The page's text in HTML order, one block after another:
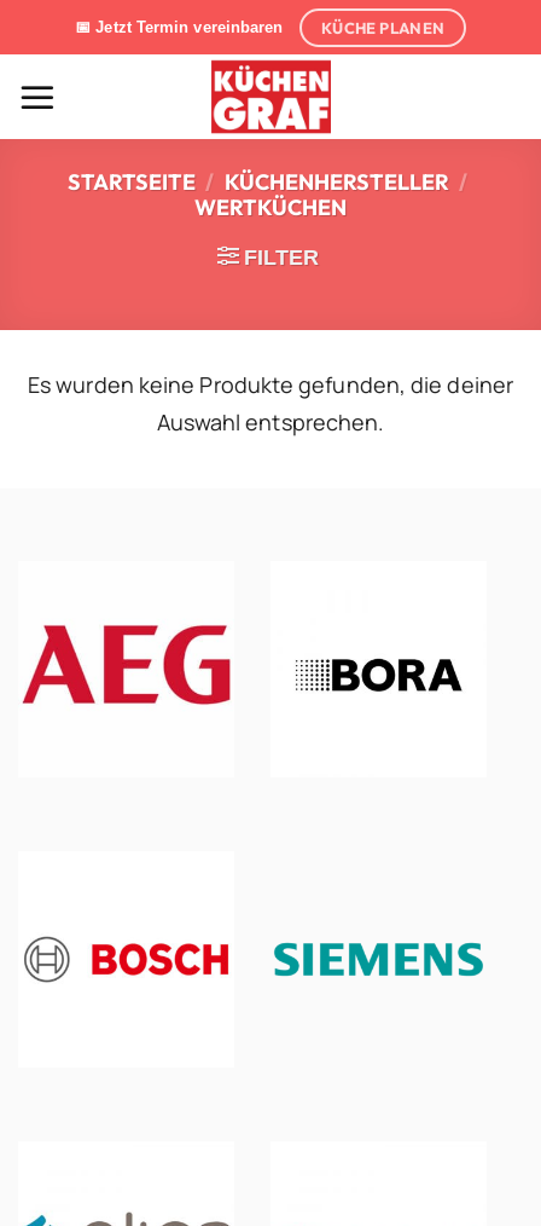
Inhalt
springen
📅 Jetzt Termin vereinbaren KÜCHE PLANEN
STARTSEITE / KÜCHENHERSTELLER /
WERTKÜCHEN
FILTER
Es wurden keine Produkte gefunden, die deiner
Auswahl entsprechen.